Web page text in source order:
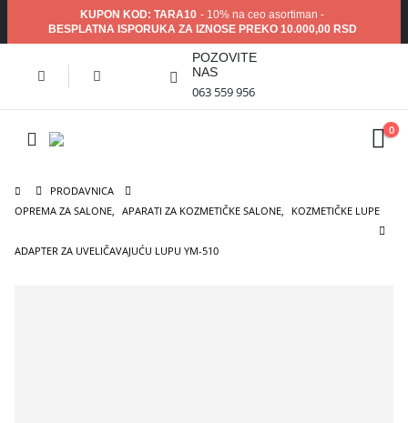
KUPON KOD: TARA10 - 10% na ceo asortiman -
BESPLATNA ISPORUKA ZA IZNOSE PREKO 10.000,00 RSD
POZOVITE
NAS
063 559 956
0
PRODAVNICA
OPREMA ZA SALONE
APARATI ZA KOZMETIČKE SALONE KOZMETIČKE LUPE
ADAPTER ZA UVELIČAVAJUĆU LUPU YM-510